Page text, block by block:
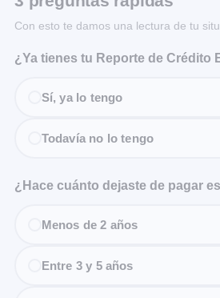
Con esto te damos una lectura de tu
¿Ya tienes tu Reporte de Crédito
Sí, ya lo tengo
Todavía no lo tengo
¿Hace cuánto dejaste de pagar
Menos de 2 años
Entre 3 y 5 años